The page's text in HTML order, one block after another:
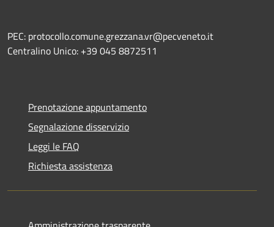
PEC: protocollo.comune.grezzana.vr@pecveneto.it
Centralino Unico: +39 045 8872511
Prenotazione appuntamento
Segnalazione disservizio
Leggi le FAQ
Richiesta assistenza